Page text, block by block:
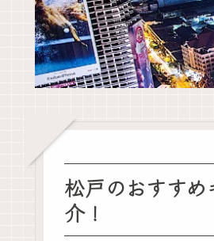
松戸のおすす
介！